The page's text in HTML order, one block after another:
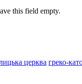
this field empty.
церква греко-